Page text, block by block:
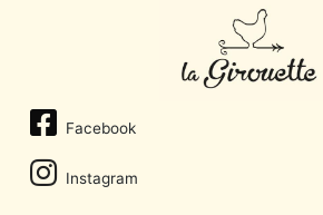
Facebook
Instagram